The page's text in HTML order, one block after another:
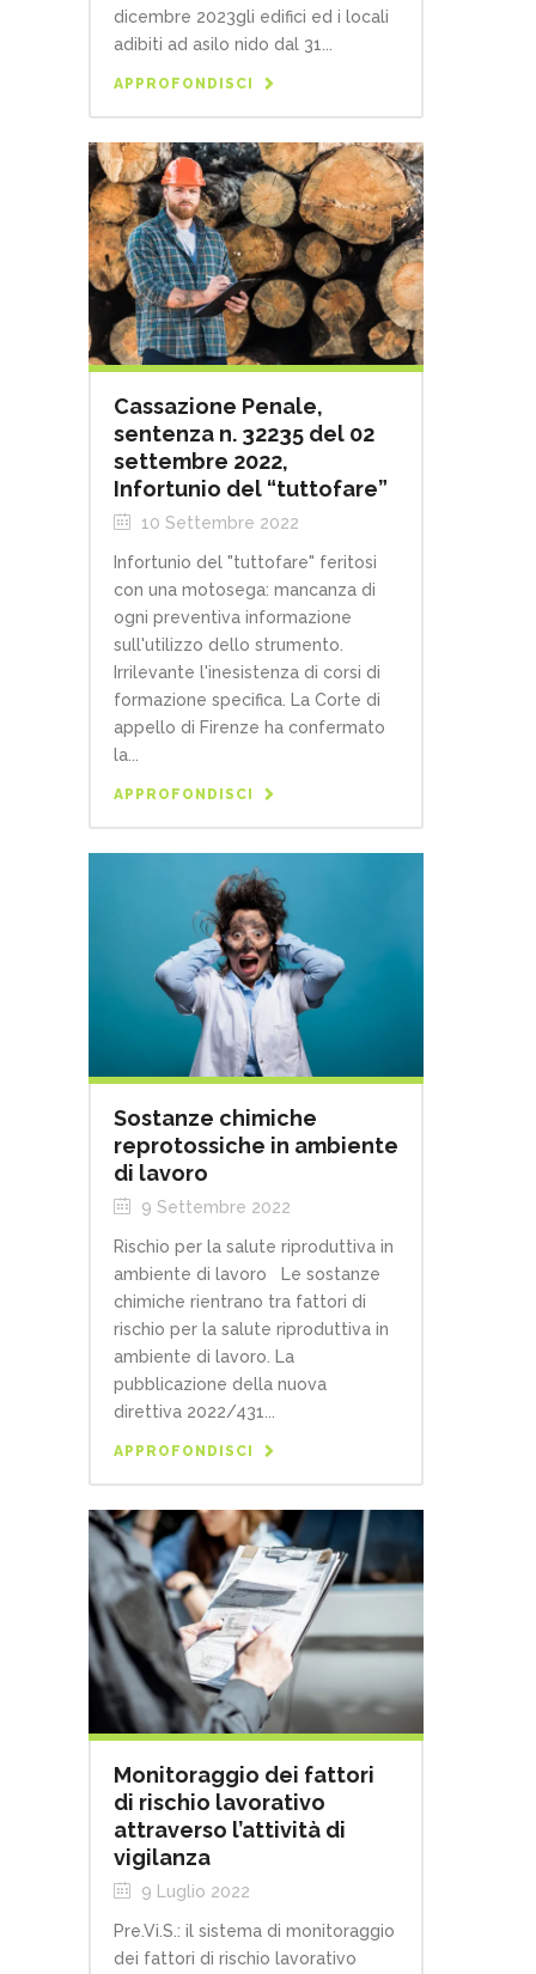
dicembre 2023gli edifici ed i locali
adibiti ad asilo nido dal 31...
APPROFONDISCI
Cassazione Penale,
sentenza n. 32235 del 02
settembre 2022,
Infortunio del “tuttofare”
10 Settembre 2022
Infortunio del "tuttofare" feritosi
con una motosega: mancanza di
ogni preventiva informazione
sull'utilizzo dello strumento.
Irrilevante l'inesistenza di corsi di
formazione specifica. La Corte di
appello di Firenze ha confermato
la...
APPROFONDISCI
Sostanze chimiche
reprotossiche in ambiente
di lavoro
9 Settembre 2022
Rischio per la salute riproduttiva in
ambiente di lavoro Le sostanze
chimiche rientrano tra fattori di
rischio per la salute riproduttiva in
ambiente di lavoro. La
pubblicazione della nuova
direttiva 2022/431...
APPROFONDISCI
Monitoraggio dei fattori
di rischio lavorativo
attraverso l’attività di
vigilanza
9 Luglio 2022
Pre.Vi.S.: il sistema di monitoraggio
dei fattori di rischio lavorativo